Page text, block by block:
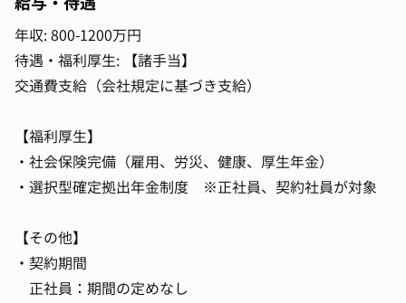
年収: 800-1200万円
待遇・福利厚生: 【諸手当】
交通費支給（会社規定に基づき支給）
【福利厚生】
・社会保険完備（雇用、労災、健康、厚生年金）
・選択型確定拠出年金制度 ※正社員、契約社員が対象
【その他】
・契約期間
正社員：期間の定めなし